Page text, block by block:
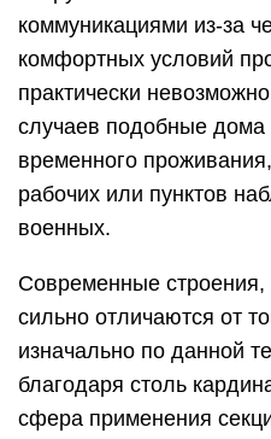
коммуникациями из-за
комфортных условий
практически
случаев подобные
временного
рабочих или пунктов
военных.
Современные
сильно отличаются от
изначально по данной
благодаря столь
сфера применения